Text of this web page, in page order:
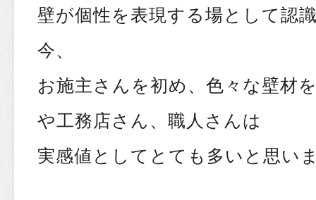
壁が個性を表現する場として認
今、
お施主さんを初め、色々な壁材
や工務店さん、職人さんは
実感値としてとても多いと思い